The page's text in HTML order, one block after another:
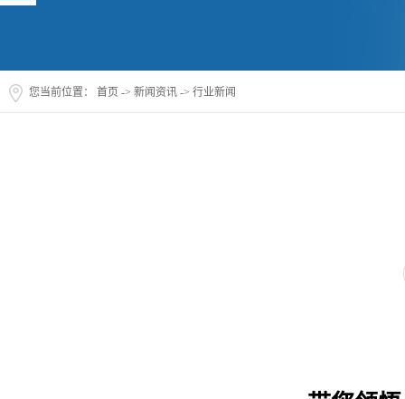
您当前位置： 首页 -> 新闻资讯 -> 行业新闻